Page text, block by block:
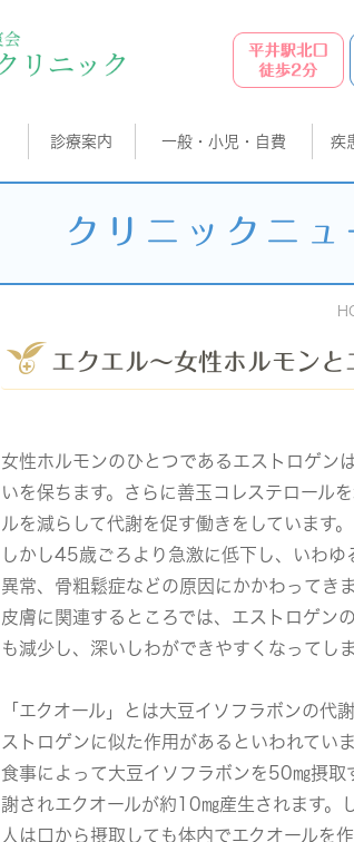
診療案内 一般・小児・自費 疾
クリニックニュ
エクエル～女性ホルモンと
女性ホルモンのひとつであるエストロゲン
いを保ちます。さらに善玉コレステロール
ルを減らして代謝を促す働きをしています。
しかし45歳ごろより急激に低下し、いわゆ
異常、骨粗鬆症などの原因にかかわってきま
皮膚に関連するところでは、エストロゲン
も減少し、深いしわができやすくなってしま
「 エクオール 」とは大豆イソフラボンの代
ストロゲンに似た作用があるといわれていま
食事によって大豆イソフラボンを50㎎摂取
謝されエクオールが約10㎎産生されます。
人は口から摂取しても体内でエクオールを